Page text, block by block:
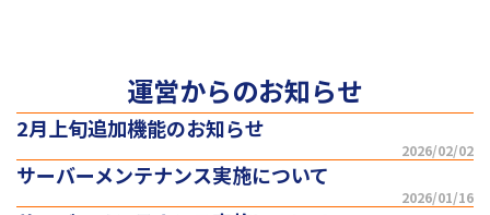
運営からのお知らせ
2月上旬追加機能のお知らせ
2026/02/02
サーバーメンテナンス実施について
2026/01/16